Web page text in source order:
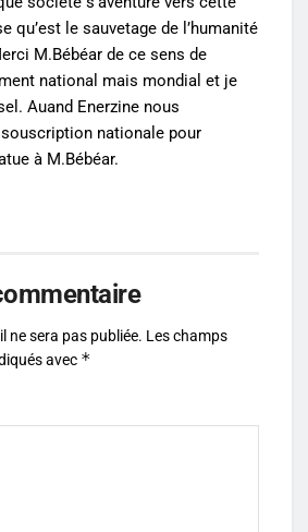
qu’est le sauvetage de l’humanité
M.Bébéar de ce sens de
national mais mondial et je
Auand Enerzine nous
nationale pour
à M.Bébéar.
ne sera pas publiée. Les champs
avec *